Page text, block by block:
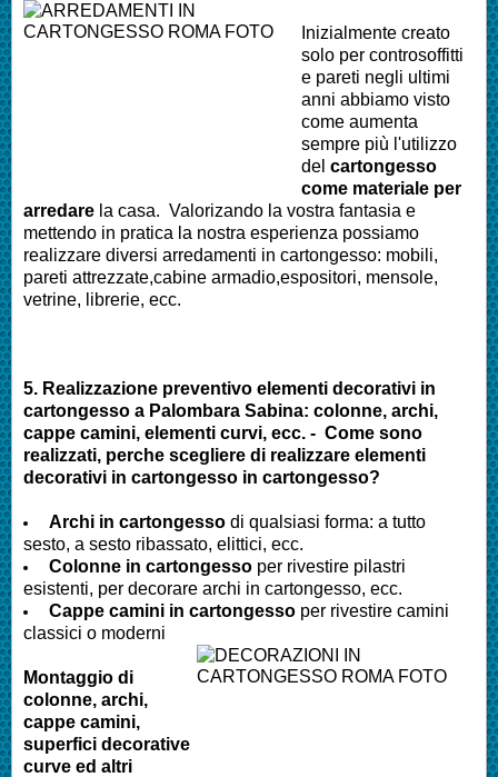
Inizialmente creato
solo per controsoffitti
e pareti negli ultimi
anni abbiamo visto
come aumenta
sempre più l'utilizzo
del cartongesso
come materiale per
arredare la casa. Valorizando la vostra fantasia e
mettendo in pratica la nostra esperienza possiamo
realizzare diversi arredamenti in cartongesso: mobili,
pareti attrezzate,cabine armadio,espositori, mensole,
vetrine, librerie, ecc.
5. Realizzazione preventivo elementi decorativi in
cartongesso a Palombara Sabina: colonne, archi,
cappe camini, elementi curvi, ecc. - Come sono
realizzati, perche scegliere di realizzare elementi
decorativi in cartongesso in cartongesso?
Archi in cartongesso di qualsiasi forma: a tutto
sesto, a sesto ribassato, elittici, ecc.
Colonne in cartongesso per rivestire pilastri
esistenti, per decorare archi in cartongesso, ecc.
Cappe camini in cartongesso per rivestire camini
classici o moderni
Montaggio di
colonne, archi,
cappe camini,
superfici decorative
curve ed altri